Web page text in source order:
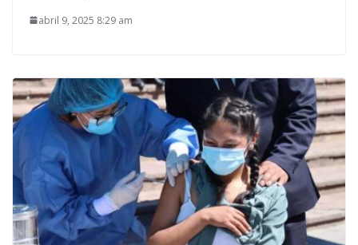
abril 9, 2025 8:29 am